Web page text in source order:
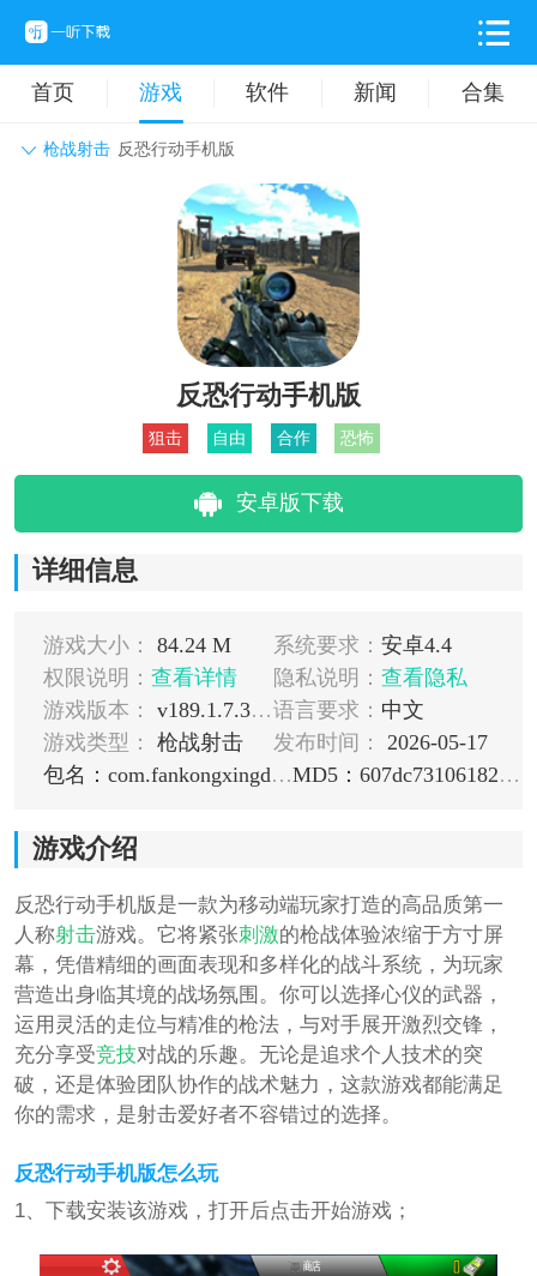
首页 游戏 软件 新闻 合集
枪战射击 反恐行动手机版
动作格斗 休闲益智
卡牌对战 音乐舞蹈
挂机养成
反恐行动手机版
狙击 自由 合作 恐怖
安卓版下载
详细信息
游戏大小： 84.24 M 系统要求： 安卓4.4
权限说明： 查看详情 隐私说明： 查看隐私
游戏版本：
v189.1.7.3018 语言要求： 中文
游戏类型：
枪战射击 发布时间：
2026-05-17
包名：com.fankongxingdong.mi
MD5：607dc731061822fdcd4f6912e675d259
游戏介绍
反恐行动手机版是一款为移动端玩家打造的高品质第一
人称射击游戏。它将紧张刺激的枪战体验浓缩于方寸屏
幕，凭借精细的画面表现和多样化的战斗系统，为玩家
营造出身临其境的战场氛围。你可以选择心仪的武器，
运用灵活的走位与精准的枪法，与对手展开激烈交锋，
充分享受竞技对战的乐趣。无论是追求个人技术的突
破，还是体验团队协作的战术魅力，这款游戏都能满足
你的需求，是射击爱好者不容错过的选择。
反恐行动手机版怎么玩
1、下载安装该游戏，打开后点击开始游戏；